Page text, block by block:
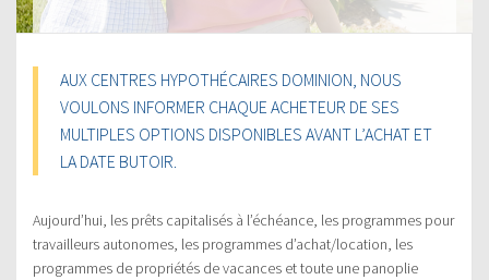
AUX CENTRES HYPOTHÉCAIRES DOMINION, NOUS
VOULONS INFORMER CHAQUE ACHETEUR DE SES
MULTIPLES OPTIONS DISPONIBLES AVANT L’ACHAT ET
LA DATE BUTOIR.
Aujourd’hui, les prêts capitalisés à l’échéance, les programmes pour
travailleurs autonomes, les programmes d’achat/location, les
programmes de propriétés de vacances et toute une panoplie